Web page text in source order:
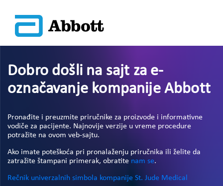
Dobro došli na sajt za e-
označavanje kompanije Abbott
Pronađite i preuzmite priručnike za proizvode i informativne
vodiče za pacijente. Najnovije verzije u vreme procedure
potražite na ovom veb-sajtu.
Ako imate poteškoća pri pronalaženju priručnika ili želite da
zatražite štampani primerak, obratite nam se.
Rečnik univerzalnih simbola kompanije St. Jude Medical